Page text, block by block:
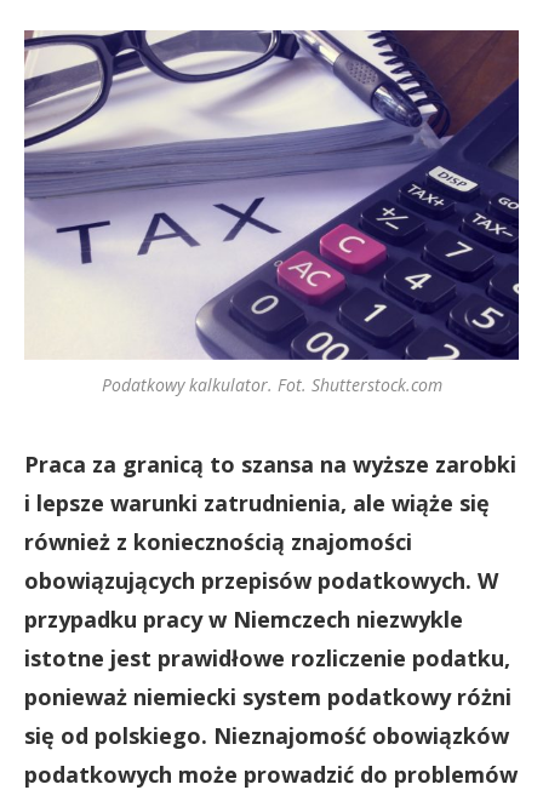
Podatkowy kalkulator. Fot. Shutterstock.com
Praca za granicą to szansa na wyższe zarobki
i lepsze warunki zatrudnienia, ale wiąże się
również z koniecznością znajomości
obowiązujących przepisów podatkowych. W
przypadku pracy w Niemczech niezwykle
istotne jest prawidłowe rozliczenie podatku,
ponieważ niemiecki system podatkowy różni
się od polskiego. Nieznajomość obowiązków
podatkowych może prowadzić do problemów